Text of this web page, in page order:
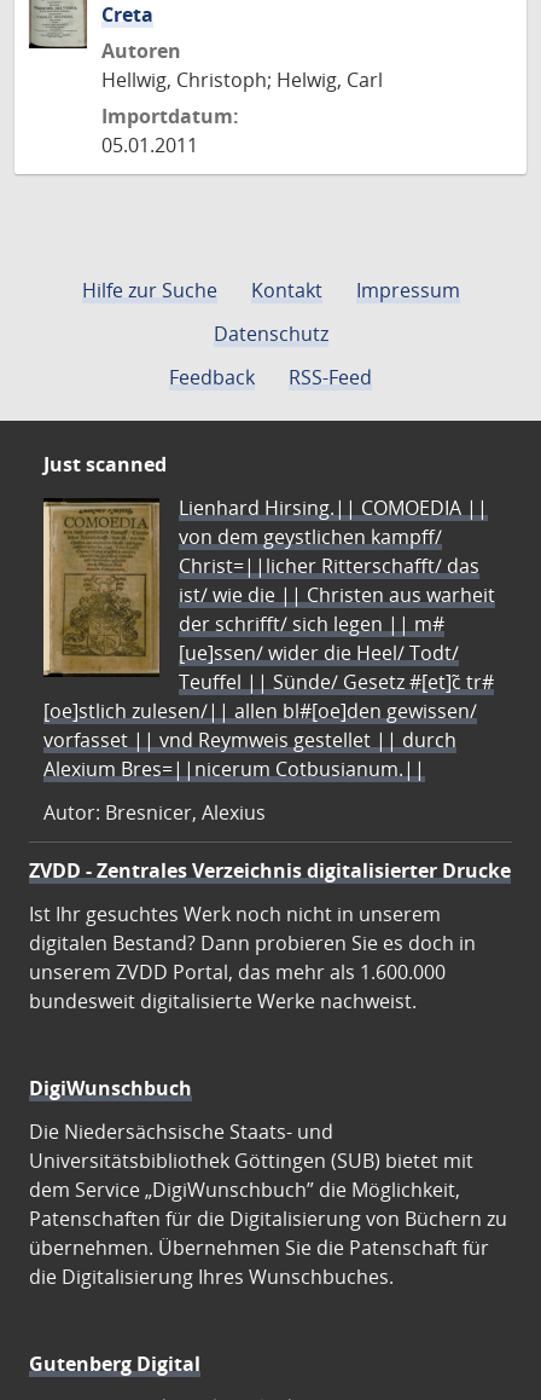
Creta
Autoren
Hellwig, Christoph; Helwig, Carl
Importdatum:
05.01.2011
Hilfe zur Suche Kontakt
Impressum
Datenschutz
Feedback
RSS-Feed
Just scanned
Lienhard Hirsing.|| COMOEDIA ||
von dem geystlichen kampff/
Christ=||licher Ritterschafft/ das
ist/ wie die || Christen aus warheit
der schrifft/ sich legen || m#
[ue]ssen/ wider die Heel/ Todt/
Teuffel || Sünde/ Gesetz #[et]c̃ tr#
[oe]stlich zulesen/|| allen bl#[oe]den gewissen/
vorfasset || vnd Reymweis gestellet || durch
Alexium Bres=||nicerum Cotbusianum.||
Autor: Bresnicer, Alexius
ZVDD - Zentrales Verzeichnis digitalisierter Drucke
Ist Ihr gesuchtes Werk noch nicht in unserem
digitalen Bestand? Dann probieren Sie es doch in
unserem ZVDD Portal, das mehr als 1.600.000
bundesweit digitalisierte Werke nachweist.
DigiWunschbuch
Die Niedersächsische Staats- und
Universitätsbibliothek Göttingen (SUB) bietet mit
dem Service „DigiWunschbuch” die Möglichkeit,
Patenschaften für die Digitalisierung von Büchern zu
übernehmen. Übernehmen Sie die Patenschaft für
die Digitalisierung Ihres Wunschbuches.
Gutenberg Digital